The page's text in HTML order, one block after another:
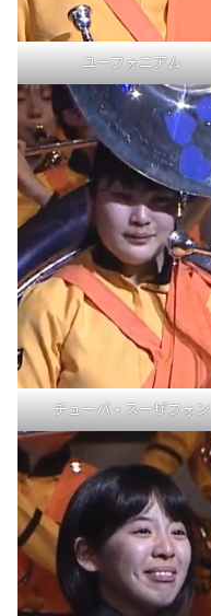
ユーフォニアム
チューバ・スーザフォン